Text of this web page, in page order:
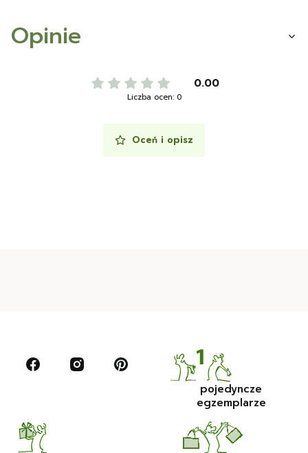
Opinie
0.00
Liczba ocen: 0
Oceń i opisz
pojedyncze
egzemplarze